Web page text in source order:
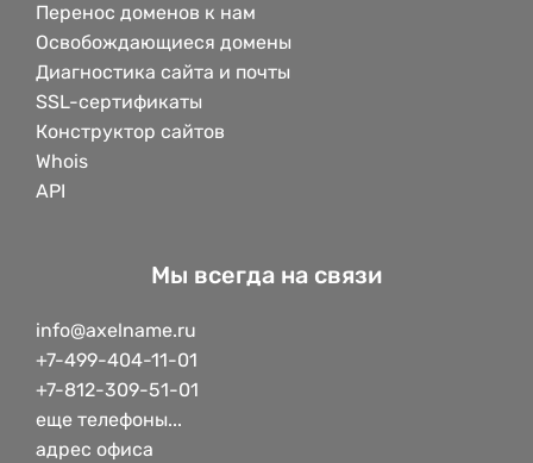
Перенос доменов к нам
Освобождающиеся домены
Диагностика сайта и почты
SSL-сертификаты
Конструктор сайтов
Whois
API
Мы всегда на связи
info@axelname.ru
+7-499-404-11-01
+7-812-309-51-01
еще телефоны...
адрес офиса